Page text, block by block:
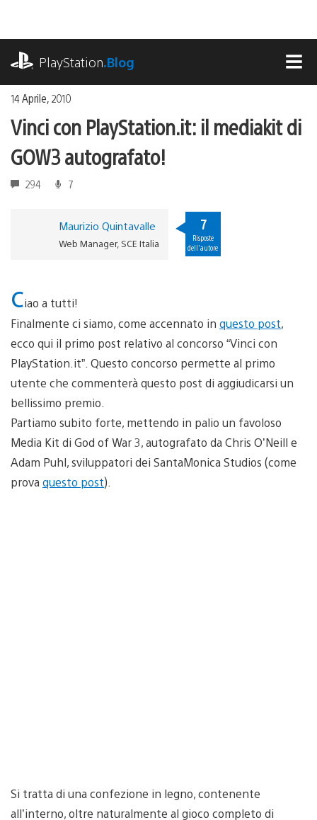
contenuto
PlayStation.Blog
14 Aprile, 2010
Vinci con PlayStation.it: il mediakit di
GOW3 autografato!
294 7
Maurizio Quintavalle
Web Manager, SCE Italia
7
Risposte
dell'autore
ciao a tutti!
Finalmente ci siamo, come accennato in questo post,
ecco qui il primo post relativo al concorso “Vinci con
PlayStation.it”. Questo concorso permette al primo
utente che commenterà questo post di aggiudicarsi un
bellissimo premio.
Partiamo subito forte, mettendo in palio un favoloso
Media Kit di God of War 3, autografato da Chris O’Neill e
Adam Puhl, sviluppatori dei SantaMonica Studios (come
prova questo post).
Si tratta di una confezione in legno, contenente
all’interno, oltre naturalmente al gioco completo di